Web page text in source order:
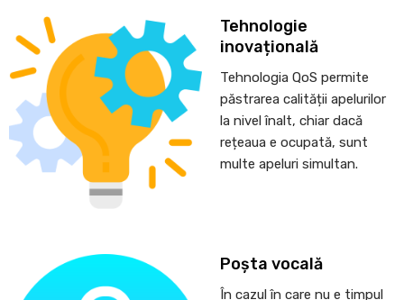
Tehnologie
inovațională
Tehnologia QoS permite
păstrarea calității apelurilor
la nivel înalt, chiar dacă
rețeaua e ocupată, sunt
multe apeluri simultan.
Poșta vocală
În cazul în care nu e timpul